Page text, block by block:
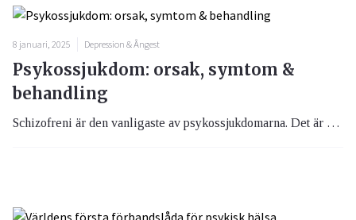
8 januari, 2025 Depression & Ångest
Psykossjukdom: orsak, symtom &
behandling
Schizofreni är den vanligaste av psykossjukdomarna. Det är ett handikapp som man med rätt behandling och livsstil, kan leva ett bra liv med.